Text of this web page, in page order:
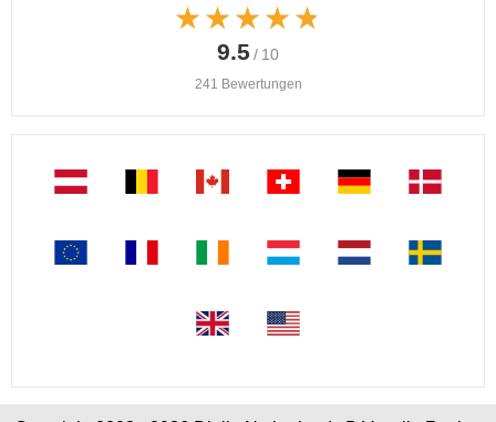
★★★★★
★★★★★
9.5 / 10
241 Bewertungen